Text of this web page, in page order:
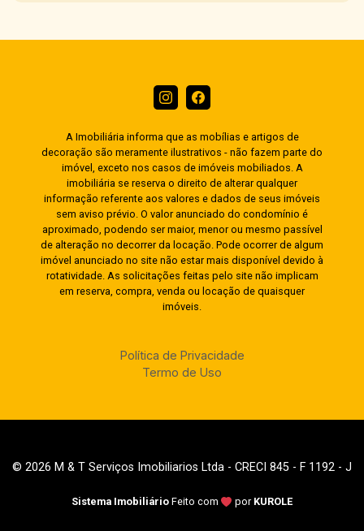
A Imobiliária informa que as mobílias e artigos de
decoração são meramente ilustrativos - não fazem parte do
imóvel, exceto nos casos de imóveis mobiliados. A
imobiliária se reserva o direito de alterar qualquer
informação referente aos valores e dados de seus imóveis
sem aviso prévio. O valor anunciado do condomínio é
aproximado, podendo ser maior, menor ou mesmo passível
de alteração no decorrer da locação. Pode ocorrer de algum
imóvel anunciado no site não estar mais disponível devido à
rotatividade. As solicitações feitas pelo site não implicam
em reserva, compra, venda ou locação de quaisquer
imóveis.
Política de Privacidade
Termo de Uso
© 2026 M & T Serviços Imobiliarios Ltda - CRECI 845 - F 1192 - J
Sistema Imobiliário Feito com por KUROLE